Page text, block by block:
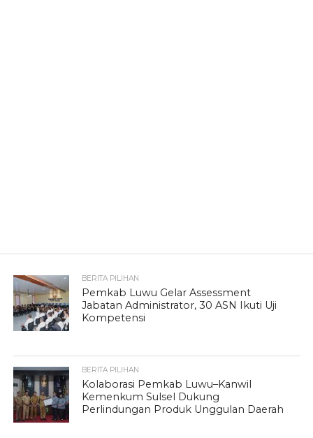
BERITA PILIHAN
Pemkab Luwu Gelar Assessment
Jabatan Administrator, 30 ASN Ikuti Uji
Kompetensi
BERITA PILIHAN
Kolaborasi Pemkab Luwu–Kanwil
Kemenkum Sulsel Dukung
Perlindungan Produk Unggulan Daerah